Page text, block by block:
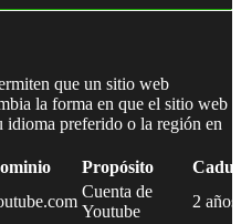
que un sitio web
la forma en que el sitio web
idioma preferido o la región en
Propósito
Cuenta de
Youtube
2 años